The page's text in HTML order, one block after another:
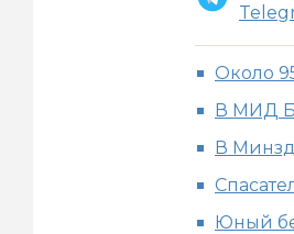
Около
В МИД
В
Юный